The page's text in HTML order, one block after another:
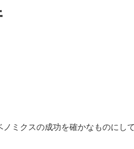
ミクスの成功を確かなものにし